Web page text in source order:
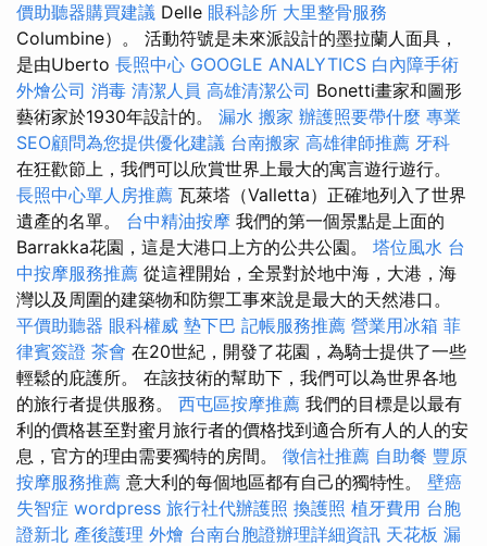
價助聽器購買建議 Delle 眼科診所 大里整骨服務
Columbine）。 活動符號是未來派設計的墨拉蘭人面具，
是由Uberto 長照中心 GOOGLE ANALYTICS 白內障手術
外燴公司 消毒 清潔人員 高雄清潔公司 Bonetti畫家和圖形
藝術家於1930年設計的。 漏水 搬家 辦護照要帶什麼 專業
SEO顧問為您提供優化建議 台南搬家 高雄律師推薦 牙科
在狂歡節上，我們可以欣賞世界上最大的寓言遊行遊行。
長照中心單人房推薦 瓦萊塔（Valletta）正確地列入了世界
遺產的名單。 台中精油按摩 我們的第一個景點是上面的
Barrakka花園，這是大港口上方的公共公園。 塔位風水 台
中按摩服務推薦 從這裡開始，全景對於地中海，大港，海
灣以及周圍的建築物和防禦工事來說是最大的天然港口。
平價助聽器 眼科權威 墊下巴 記帳服務推薦 營業用冰箱 菲
律賓簽證 茶會 在20世紀，開發了花園，為騎士提供了一些
輕鬆的庇護所。 在該技術的幫助下，我們可以為世界各地
的旅行者提供服務。 西屯區按摩推薦 我們的目標是以最有
利的價格甚至對蜜月旅行者的價格找到適合所有人的人的安
息，官方的理由需要獨特的房間。 徵信社推薦 自助餐 豐原
按摩服務推薦 意大利的每個地區都有自己的獨特性。 壁癌
失智症 wordpress 旅行社代辦護照 換護照 植牙費用 台胞
證新北 產後護理 外燴 台南台胞證辦理詳細資訊 天花板 漏